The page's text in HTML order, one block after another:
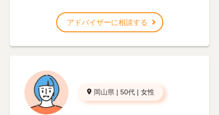
アドバイザーに相談する
岡山県 | 50代 | 女性